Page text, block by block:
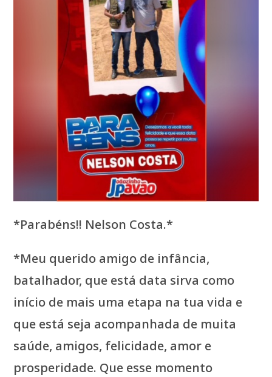
*Parabéns!! Nelson Costa.*
*Meu querido amigo de infância,
batalhador, que está data sirva como
início de mais uma etapa na tua vida e
que está seja acompanhada de muita
saúde, amigos, felicidade, amor e
prosperidade. Que esse momento